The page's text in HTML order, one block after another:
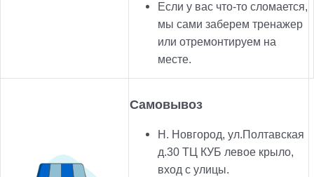
Если у вас что-то сломается,
мы сами заберем тренажер
или отремонтируем на
месте.
Самовывоз
Н. Новгород, ул.Полтавская
д.30 ТЦ КУБ левое крыло,
вход с улицы.